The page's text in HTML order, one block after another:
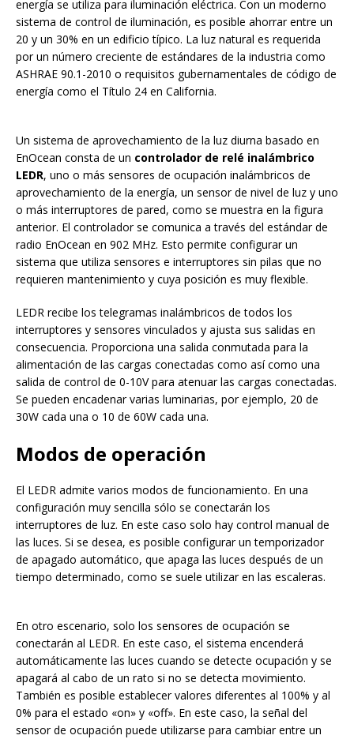
energía se utiliza para iluminación eléctrica. Con un moderno
sistema de control de iluminación, es posible ahorrar entre un
20 y un 30% en un edificio típico. La luz natural es requerida
por un número creciente de estándares de la industria como
ASHRAE 90.1-2010 o requisitos gubernamentales de código de
energía como el Título 24 en California.
Un sistema de aprovechamiento de la luz diurna basado en
EnOcean consta de un controlador de relé inalámbrico
LEDR, uno o más sensores de ocupación inalámbricos de
aprovechamiento de la energía, un sensor de nivel de luz y uno
o más interruptores de pared, como se muestra en la figura
anterior. El controlador se comunica a través del estándar de
radio EnOcean en 902 MHz. Esto permite configurar un
sistema que utiliza sensores e interruptores sin pilas que no
requieren mantenimiento y cuya posición es muy flexible.
LEDR recibe los telegramas inalámbricos de todos los
interruptores y sensores vinculados y ajusta sus salidas en
consecuencia. Proporciona una salida conmutada para la
alimentación de las cargas conectadas como así como una
salida de control de 0-10V para atenuar las cargas conectadas.
Se pueden encadenar varias luminarias, por ejemplo, 20 de
30W cada una o 10 de 60W cada una.
Modos de operación
El LEDR admite varios modos de funcionamiento. En una
configuración muy sencilla sólo se conectarán los
interruptores de luz. En este caso solo hay control manual de
las luces. Si se desea, es posible configurar un temporizador
de apagado automático, que apaga las luces después de un
tiempo determinado, como se suele utilizar en las escaleras.
En otro escenario, solo los sensores de ocupación se
conectarán al LEDR. En este caso, el sistema encenderá
automáticamente las luces cuando se detecte ocupación y se
apagará al cabo de un rato si no se detecta movimiento.
También es posible establecer valores diferentes al 100% y al
0% para el estado «on» y «off». En este caso, la señal del
sensor de ocupación puede utilizarse para cambiar entre un